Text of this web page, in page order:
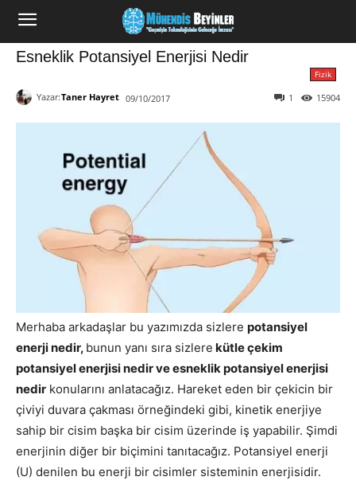
Esneklik Potansiyel Enerjisi Nedir
Fizik
Yazar:Taner Hayret 09/10/2017 15904
1
Merhaba arkadaşlar bu yazımızda sizlere potansiyel
enerji nedir, bunun yanı sıra sizlere kütle çekim
potansiyel enerjisi nedir ve esneklik potansiyel enerjisi
nedir konularını anlatacağız. Hareket eden bir çekicin bir
çiviyi duvara çakması örneğindeki gibi, kinetik enerjiye
sahip bir cisim başka bir cisim üzerinde iş yapabilir. Şimdi
enerjinin diğer bir biçimini tanıtacağız. Potansiyel enerji
(U) denilen bu enerji bir cisimler sisteminin enerjisidir.